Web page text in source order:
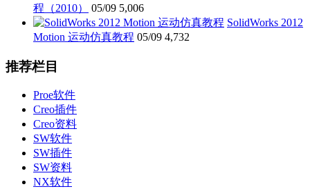
程（2010）
05/09 5,006
SolidWorks 2012
Motion 运动仿真教程 05/09 4,732
推荐栏目
Proe软件
Creo插件
Creo资料
SW软件
SW插件
SW资料
NX软件